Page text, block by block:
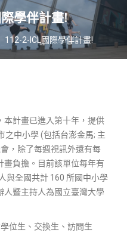
學伴計畫!
112-2-ICL國際學伴計畫!
本計畫已進入第十年，提供
之中小學 (包括台澎金馬; 主
，除了每週視訊外還有每
畫負擔。目前該單位每年有
與全國共計 160 所國中小學
人暨主持人為國立臺灣大學
位生、交換生、訪問生